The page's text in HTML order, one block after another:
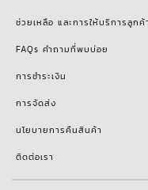
ช่วยเหลือ และการให้บริการลูก
FAQs คำถามที่พบบ่อย
การชำระเงิน
การจัดส่ง
นโยบายการคืนสินค้า
ติดต่อเรา